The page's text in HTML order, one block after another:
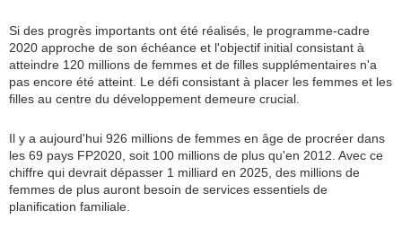
Si des progrès importants ont été réalisés, le programme-cadre
2020 approche de son échéance et l'objectif initial consistant à
atteindre 120 millions de femmes et de filles supplémentaires n'a
pas encore été atteint. Le défi consistant à placer les femmes et les
filles au centre du développement demeure crucial.
Il y a aujourd'hui 926 millions de femmes en âge de procréer dans
les 69 pays FP2020, soit 100 millions de plus qu'en 2012. Avec ce
chiffre qui devrait dépasser 1 milliard en 2025, des millions de
femmes de plus auront besoin de services essentiels de
planification familiale.